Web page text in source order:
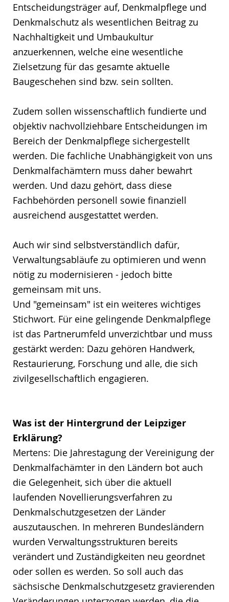
Entscheidungsträger auf, Denkmalpflege und
Denkmalschutz als wesentlichen Beitrag zu
Nachhaltigkeit und Umbaukultur
anzuerkennen, welche eine wesentliche
Zielsetzung für das gesamte aktuelle
Baugeschehen sind bzw. sein sollten.
Zudem sollen wissenschaftlich fundierte und
objektiv nachvollziehbare Entscheidungen im
Bereich der Denkmalpflege sichergestellt
werden. Die fachliche Unabhängigkeit von uns
Denkmalfachämtern muss daher bewahrt
werden. Und dazu gehört, dass diese
Fachbehörden personell sowie finanziell
ausreichend ausgestattet werden.
Auch wir sind selbstverständlich dafür,
Verwaltungsabläufe zu optimieren und wenn
nötig zu modernisieren - jedoch bitte
gemeinsam mit uns.
Und "gemeinsam" ist ein weiteres wichtiges
Stichwort. Für eine gelingende Denkmalpflege
ist das Partnerumfeld unverzichtbar und muss
gestärkt werden: Dazu gehören Handwerk,
Restaurierung, Forschung und alle, die sich
zivilgesellschaftlich engagieren.
Was ist der Hintergrund der Leipziger
Erklärung?
Mertens: Die Jahrestagung der Vereinigung der
Denkmalfachämter in den Ländern bot auch
die Gelegenheit, sich über die aktuell
laufenden Novellierungsverfahren zu
Denkmalschutzgesetzen der Länder
auszutauschen. In mehreren Bundesländern
wurden Verwaltungsstrukturen bereits
verändert und Zuständigkeiten neu geordnet
oder sollen es werden. So soll auch das
sächsische Denkmalschutzgesetz gravierenden